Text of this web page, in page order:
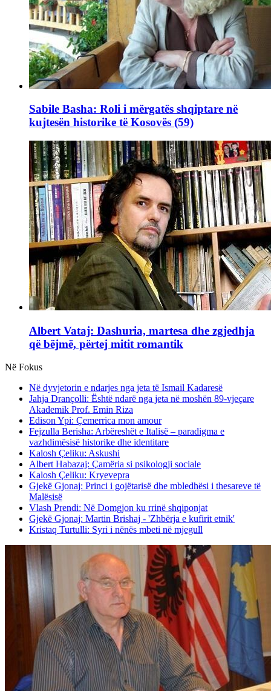
Sabile Basha: Roli i mërgatës shqiptare në
kujtesën historike të Kosovës (59)
Albert Vataj: Dashuria, martesa dhe zgjedhja
që bëjmë, përtej mitit romantik
Në Fokus
Në dyvjetorin e ndarjes nga jeta të Ismail Kadaresë
Jahja Drançolli: Është ndarë nga jeta në moshën 89-vjeçare
Akademik Prof. Emin Riza
Edison Ypi: Çemerrica mon amour
Fejzulla Berisha: Arbëreshët e Italisë – paradigma e
vazhdimësisë historike dhe identitare
Kalosh Çeliku: Askushi
Albert Habazaj: Çamëria si psikologji sociale
Kalosh Çeliku: Kryevepra
Gjekë Gjonaj: Princi i gojëtarisë dhe mbledhësi i thesareve të
Malësisë
Vlash Prendi: Në Domgjon ku rrinë shqiponjat
Gjekë Gjonaj: Martin Brishaj - 'Zhbërja e kufirit etnik'
Kristaq Turtulli: Syri i nënës mbeti në mjegull